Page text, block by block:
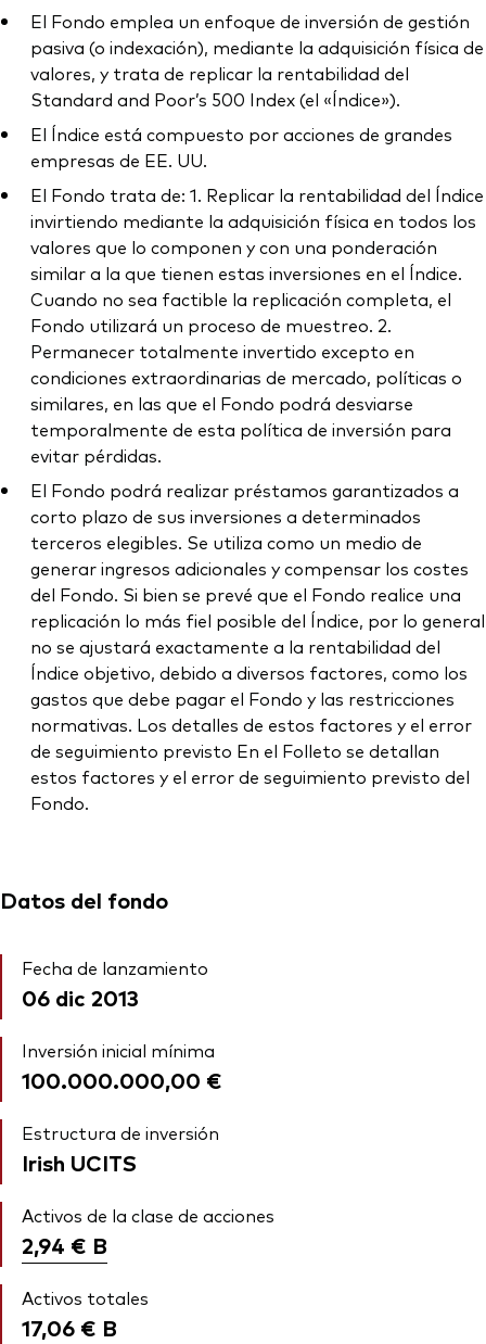
El Fondo emplea un enfoque de inversión de gestión
pasiva (o indexación), mediante la adquisición física de
valores, y trata de replicar la rentabilidad del
Standard and Poor’s 500 Index (el «Índice»).
El Índice está compuesto por acciones de grandes
empresas de EE. UU.
El Fondo trata de: 1. Replicar la rentabilidad del Índice
invirtiendo mediante la adquisición física en todos los
valores que lo componen y con una ponderación
similar a la que tienen estas inversiones en el Índice.
Cuando no sea factible la replicación completa, el
Fondo utilizará un proceso de muestreo. 2.
Permanecer totalmente invertido excepto en
condiciones extraordinarias de mercado, políticas o
similares, en las que el Fondo podrá desviarse
temporalmente de esta política de inversión para
evitar pérdidas.
El Fondo podrá realizar préstamos garantizados a
corto plazo de sus inversiones a determinados
terceros elegibles. Se utiliza como un medio de
generar ingresos adicionales y compensar los costes
del Fondo. Si bien se prevé que el Fondo realice una
replicación lo más fiel posible del Índice, por lo general
no se ajustará exactamente a la rentabilidad del
Índice objetivo, debido a diversos factores, como los
gastos que debe pagar el Fondo y las restricciones
normativas. Los detalles de estos factores y el error
de seguimiento previsto En el Folleto se detallan
estos factores y el error de seguimiento previsto del
Fondo.
Datos del fondo
Fecha de lanzamiento
06 dic 2013
Inversión inicial mínima
100.000.000,00 €
Estructura de inversión
Irish UCITS
Activos de la clase de acciones
2,94 € B
Activos totales
17,06 € B